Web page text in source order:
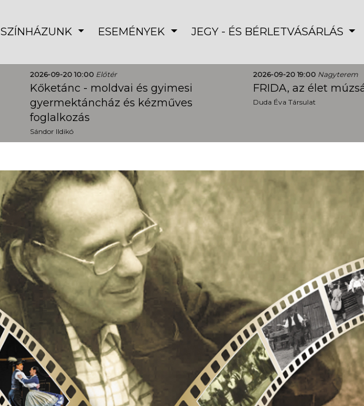
SZÍNHÁZUNK ESEMÉNYEK JEGY - ÉS BÉRLETVÁSÁRLÁS
2026-09-20 10:00 Előtér
Kőketánc - moldvai és gyimesi
gyermektáncház és kézműves
foglalkozás
Sándor Ildikó
2026-09-20 19:00 Nagyterem
FRIDA, az élet
Duda Éva Társulat